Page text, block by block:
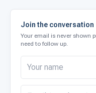
Join the conversation
Your email is never shown
need to follow up.